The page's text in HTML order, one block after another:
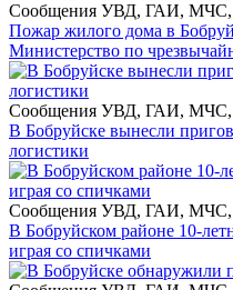
Сообщения УВД, ГАИ, МЧС,
Пожар жилого дома в
Министерство по
Сообщения УВД, ГАИ, МЧС,
В Бобруйске вынесли
логистики
Сообщения УВД, ГАИ, МЧС,
В Бобруйском районе 10-
играя со спичками